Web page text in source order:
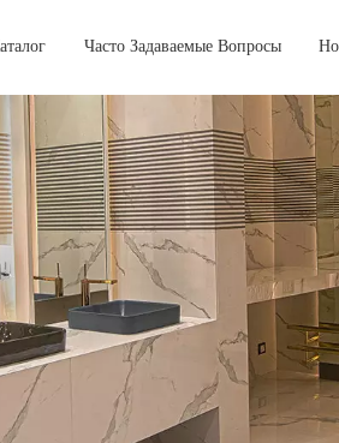
Часто Задаваемые Вопросы